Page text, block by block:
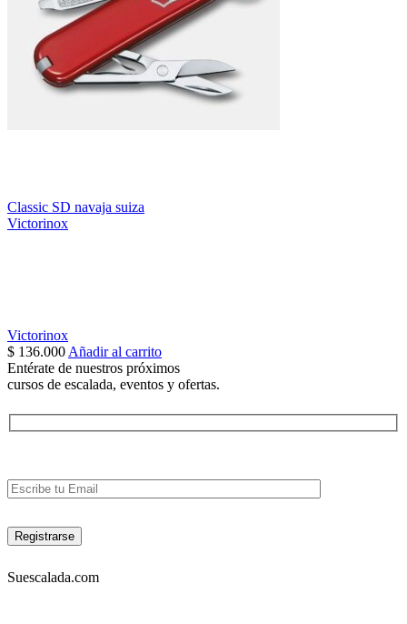
Classic SD navaja suiza
Victorinox
Victorinox
$ 136.000 Añadir al carrito
Entérate de nuestros próximos
cursos de escalada, eventos y ofertas.
Suescalada.com